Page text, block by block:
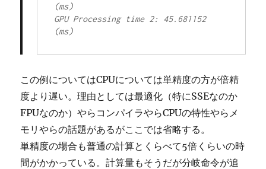
(ms)
GPU Processing time 2: 45.681152
(ms)
この例についてはCPUについては単精度の方が倍精
度より遅い。理由としては最適化（特にSSEなのか
FPUなのか）やらコンパイラやらCPUの特性やらメ
モリやらの話題があるがここでは省略する。
単精度の場合も普通の計算とくらべて5倍くらいの時
間がかかっている。計算量もそうだが分岐命令が追